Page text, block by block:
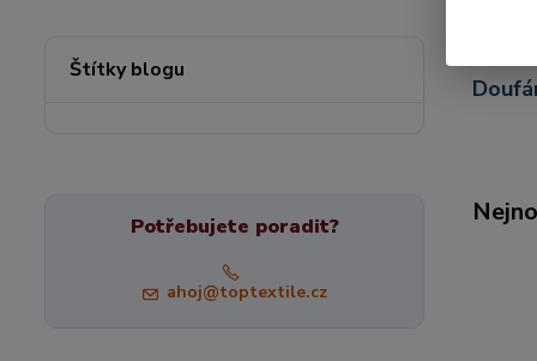
Štítky blogu
Potřebujete poradit?
ahoj@toptextile.cz
řadě